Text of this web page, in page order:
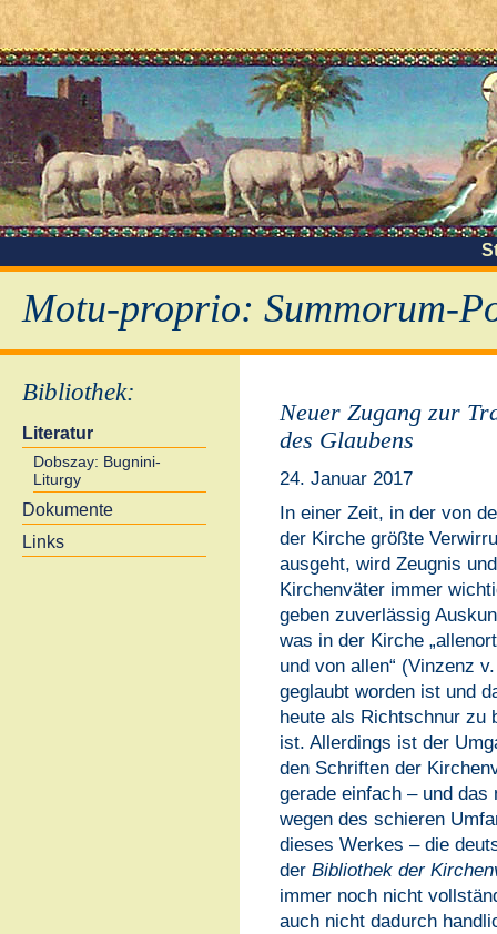
Motu-proprio: Summorum-
Bibliothek:
Literatur
Dobszay: Bugnini-
Liturgy
Dokumente
Links
Neuer Zugang zur
des Glaubens
24. Januar 2017
In einer Zeit, in der von
der Kirche größte
ausgeht, wird Zeugnis
Kirchenväter immer
geben zuverlässig
was in der Kirche
und von allen“ (Vinzenz
geglaubt worden ist und
heute als Richtschnur zu
ist. Allerdings ist der
den Schriften der
gerade einfach – und das
wegen des schieren
dieses Werkes – die
der Bibliothek der
immer noch nicht
auch nicht dadurch